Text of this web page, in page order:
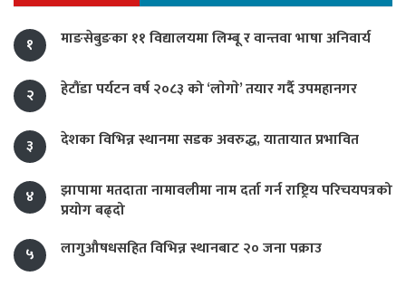
१ माङसेबुङका ११ विद्यालयमा लिम्बू र वान्तवा भाषा अनिवार्य
२ हेटौंडा पर्यटन वर्ष २०८३ को ‘लाेगाे’ तयार गर्दै उपमहानगर
३ देशका विभिन्न स्थानमा सडक अवरुद्ध, यातायात प्रभावित
४
झापामा मतदाता नामावलीमा नाम दर्ता गर्न राष्ट्रिय परिचयपत्रको
प्रयोग बढ्दो
५
लागुऔषधसहित विभिन्न स्थानबाट २० जना पक्राउ